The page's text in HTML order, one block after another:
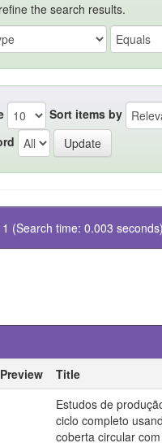
the search results.
Sort items by
(Search time: 0.003
Preview Title
Estudos de
ciclo completo
coberta circular